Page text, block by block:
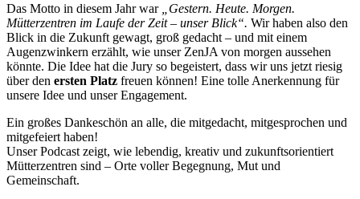
Das Motto in diesem Jahr war
„Gestern. Heute. Morgen.
Mütterzentren im Laufe der Zeit – unser Blick“. Wir haben also den
Blick in die Zukunft gewagt, groß gedacht – und mit einem
Augenzwinkern erzählt, wie unser ZenJA von morgen aussehen
könnte. Die Idee hat die Jury so begeistert, dass wir uns jetzt riesig
über den ersten Platz freuen können! Eine tolle Anerkennung für
unsere Idee und unser Engagement.
Ein großes Dankeschön an alle, die mitgedacht, mitgesprochen und
mitgefeiert haben!
Unser Podcast zeigt, wie lebendig, kreativ und zukunftsorientiert
Mütterzentren sind – Orte voller Begegnung, Mut und
Gemeinschaft.